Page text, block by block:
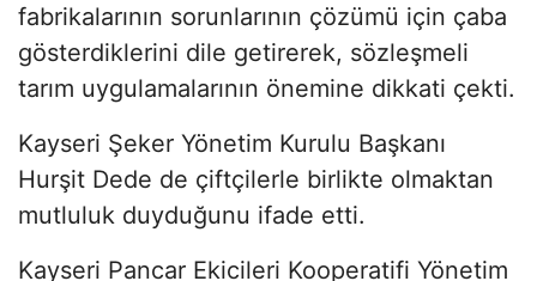
fabrikalarının sorunlarının çözümü için çaba
gösterdiklerini dile getirerek, sözleşmeli
tarım uygulamalarının önemine dikkati çekti.
Kayseri Şeker Yönetim Kurulu Başkanı
Hurşit Dede de çiftçilerle birlikte olmaktan
mutluluk duyduğunu ifade etti.
Kayseri Pancar Ekicileri Kooperatifi Yönetim